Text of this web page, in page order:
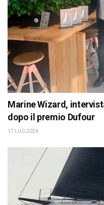
Marine Wizard,
dopo il premio Dufour
17 LUG 2026